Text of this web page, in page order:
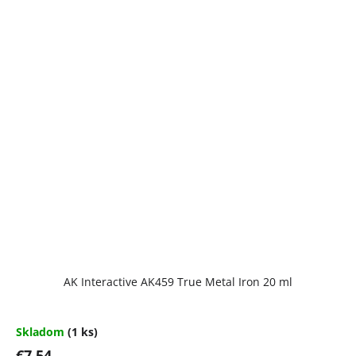
AK Interactive AK459 True Metal Iron 20 ml
Skladom (1 ks)